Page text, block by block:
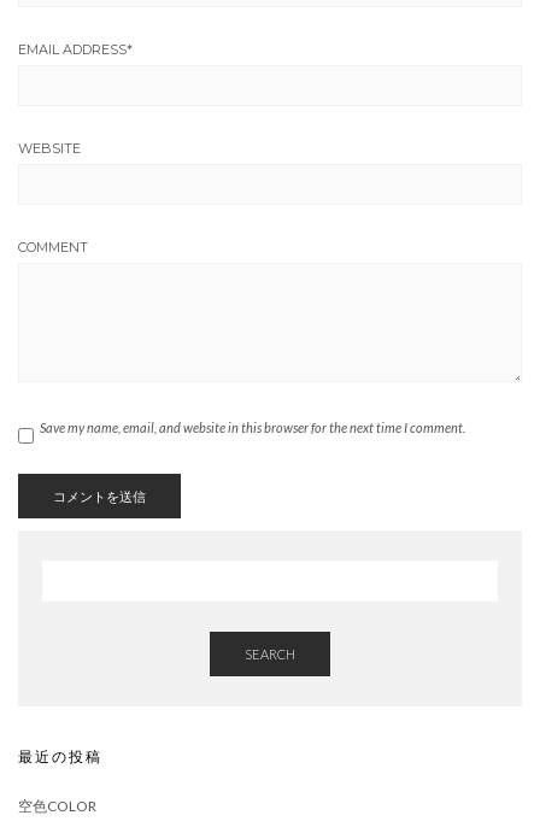
EMAIL ADDRESS*
WEBSITE
COMMENT
Save my name, email, and website in this browser for the next time I comment.
SEARCH
最近の投稿
空色COLOR